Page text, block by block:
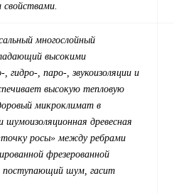
многослойный
высокими
гидро-, паро-, звукоизоляции и
высокую тепловую
микроклимат в
шумоизоляционная древесная
росы» между ребрами
фрезерованной
поступающий шум, гасит